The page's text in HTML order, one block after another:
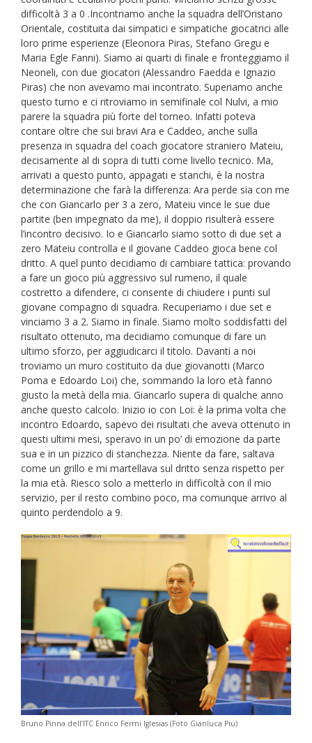
difficoltà 3 a 0 .Incontriamo anche la squadra dell’Oristano
Orientale, costituita dai simpatici e simpatiche giocatrici alle
loro prime esperienze (Eleonora Piras, Stefano Gregu e
Maria Egle Fanni). Siamo ai quarti di finale e fronteggiamo il
Neoneli, con due giocatori (Alessandro Faedda e Ignazio
Piras) che non avevamo mai incontrato. Superiamo anche
questo turno e ci ritroviamo in semifinale col Nulvi, a mio
parere la squadra più forte del torneo. Infatti poteva
contare oltre che sui bravi Ara e Caddeo, anche sulla
presenza in squadra del coach giocatore straniero Mateiu,
decisamente al di sopra di tutti come livello tecnico. Ma,
arrivati a questo punto, appagati e stanchi, è la nostra
determinazione che farà la differenza: Ara perde sia con me
che con Giancarlo per 3 a zero, Mateiu vince le sue due
partite (ben impegnato da me), il doppio risulterà essere
l’incontro decisivo. Io e Giancarlo siamo sotto di due set a
zero Mateiu controlla e il giovane Caddeo gioca bene col
dritto. A quel punto decidiamo di cambiare tattica: provando
a fare un gioco più aggressivo sul rumeno, il quale
costretto a difendere, ci consente di chiudere i punti sul
giovane compagno di squadra. Recuperiamo i due set e
vinciamo 3 a 2. Siamo in finale. Siamo molto soddisfatti del
risultato ottenuto, ma decidiamo comunque di fare un
ultimo sforzo, per aggiudicarci il titolo. Davanti a noi
troviamo un muro costituito da due giovanotti (Marco
Poma e Edoardo Loi) che, sommando la loro età fanno
giusto la metà della mia. Giancarlo supera di qualche anno
anche questo calcolo. Inizio io con Loi: è la prima volta che
incontro Edoardo, sapevo dei risultati che aveva ottenuto in
questi ultimi mesi, speravo in un po’ di emozione da parte
sua e in un pizzico di stanchezza. Niente da fare, saltava
come un grillo e mi martellava sul dritto senza rispetto per
la mia età. Riesco solo a metterlo in difficoltà con il mio
servizio, per il resto combino poco, ma comunque arrivo al
quinto perdendolo a 9.
Bruno Pinna dell’ITC Enrico Fermi Iglesias (Foto Gianluca Piu)